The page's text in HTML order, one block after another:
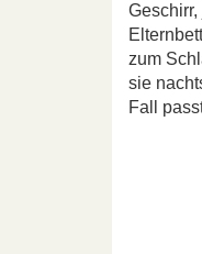
zum
sie
Fall